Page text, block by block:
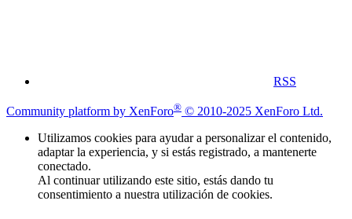
RSS
Community platform by XenForo® © 2010-2025 XenForo Ltd.
Utilizamos cookies para ayudar a personalizar el contenido,
adaptar la experiencia, y si estás registrado, a mantenerte
conectado.
Al continuar utilizando este sitio, estás dando tu
consentimiento a nuestra utilización de cookies.